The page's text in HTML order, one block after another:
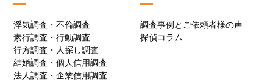
浮気調査・不倫調査
素行調査・行動調査
行方調査・人探し調査
結婚調査・個人信用調査
法人調査・企業信用調査
調査事例とご依頼者様の声
探偵コラム